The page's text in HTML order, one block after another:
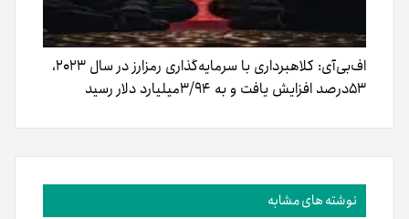
اف‌بی‌آی: کلاهبرداری با سرمایه‌گذاری رمزارز در سال ۲۰۲۳،
۵۳درصد افزایش یافت و به ۳/۹۴میلیارد دلار رسید
نوشته های مشابه